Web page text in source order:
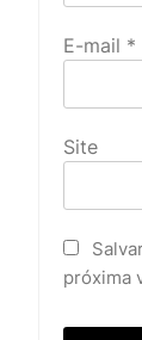
E-mail *
Site
próxima